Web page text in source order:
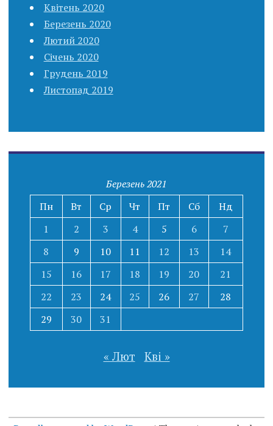
Квітень 2020
Березень 2020
Лютий 2020
Січень 2020
Грудень 2019
Листопад 2019
Березень 2021
Пн
Вт Ср Чт Пт Сб
Нд
1
2 3 4 5 6
7
8
9 10 11 12 13
14
15
16 17 18 19 20
21
22
23 24 25 26 27
28
29
30 31
« Лют Кві »